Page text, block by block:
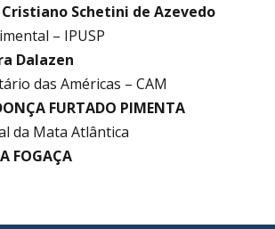
Cristiano Schetini de Azevedo
– IPUSP
Dalazen
das Américas – CAM
FURTADO PIMENTA
da Mata Atlântica
FOGAÇA